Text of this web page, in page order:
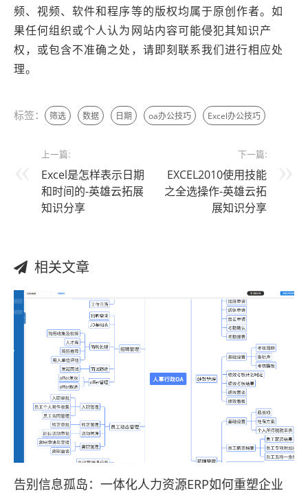
频、视频、软件和程序等的版权均属于原创作者。如
果任何组织或个人认为网站内容可能侵犯其知识产
权，或包含不准确之处，请即刻联系我们进行相应处
理。
标签： 筛选 数据 日期 oa办公技巧 Excel办公技巧
上一篇:
Excel是怎样表示日期
和时间的-英雄云拓展
知识分享
下一篇:
EXCEL2010使用技能
之全选操作-英雄云拓
展知识分享
相关文章
告别信息孤岛：一体化人力资源ERP如何重塑企业